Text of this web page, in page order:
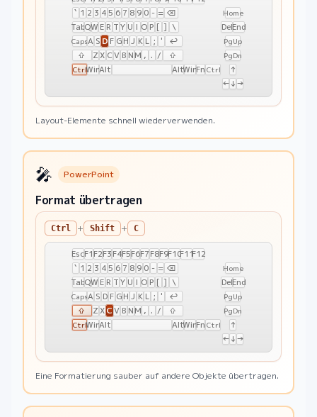
` 1 2 3 45 6 7 8 9 0 - = ⌫
TabQWE R T Y U I OP [ ] \
CapsA SDF GH J K L ; '
↩
⇧
Z X CV B NM , . / ⇧
CtrlWinAlt AltWinFn Ctrl
Home
DelEnd
PgUp
PgDn
↑
←↓→
Layout-Elemente schnell wiederverwenden.
🎤 PowerPoint
Format übertragen
Ctrl + Shift + C
EscF1F2F3F4F5F6F7F8F9F10F11F12
` 1 2 3 45 6 7 8 9 0 - = ⌫
TabQWE R T Y U I OP [ ] \
CapsA S D F GH J K L ; '
↩
⇧
Z XCV B NM , . / ⇧
CtrlWinAlt AltWinFn Ctrl
Home
DelEnd
PgUp
PgDn
↑
←↓→
Eine Formatierung sauber auf andere Objekte übertragen.